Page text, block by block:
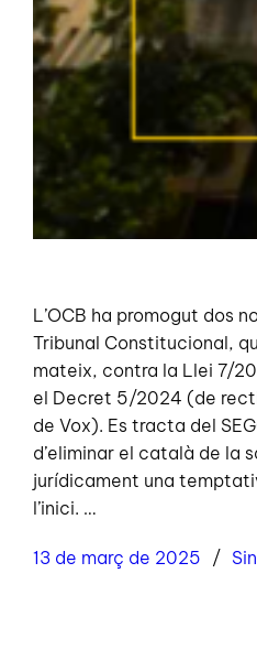
L’OCB ha promogut dos
Tribunal Constitucional,
mateix, contra la Llei 7/
el Decret 5/2024 (de
de Vox). Es tracta del
d’eliminar el català de la
jurídicament una
l’inici. …
13 de març de 2025